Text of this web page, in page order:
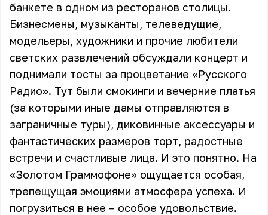
банкете в одном из ресторанов столицы.
Бизнесмены, музыканты, телеведущие,
модельеры, художники и прочие любители
светских развлечений обсуждали концерт и
поднимали тосты за процветание «Русского
Радио». Тут были смокинги и вечерние платья
(за которыми иные дамы отправляются в
заграничные туры), диковинные аксессуары и
фантастических размеров торт, радостные
встречи и счастливые лица. И это понятно. На
«Золотом Граммофоне» ощущается особая,
трепещущая эмоциями атмосфера успеха. И
погрузиться в нее – особое удовольствие.